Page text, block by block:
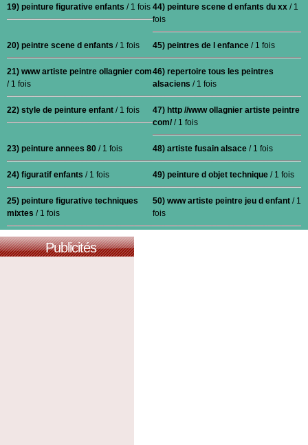
19) peinture figurative enfants / 1 fois 44) peinture scene d enfants du xx / 1
fois
20) peintre scene d enfants / 1 fois 45) peintres de l enfance / 1 fois
21) www artiste peintre ollagnier com
/ 1 fois
46) repertoire tous les peintres
alsaciens / 1 fois
22) style de peinture enfant / 1 fois
47) http //www ollagnier artiste peintre
com/ / 1 fois
23) peinture annees 80 / 1 fois 48) artiste fusain alsace / 1 fois
24) figuratif enfants / 1 fois 49) peinture d objet technique / 1 fois
25) peinture figurative techniques
mixtes / 1 fois
50) www artiste peintre jeu d enfant / 1
fois
Publicités